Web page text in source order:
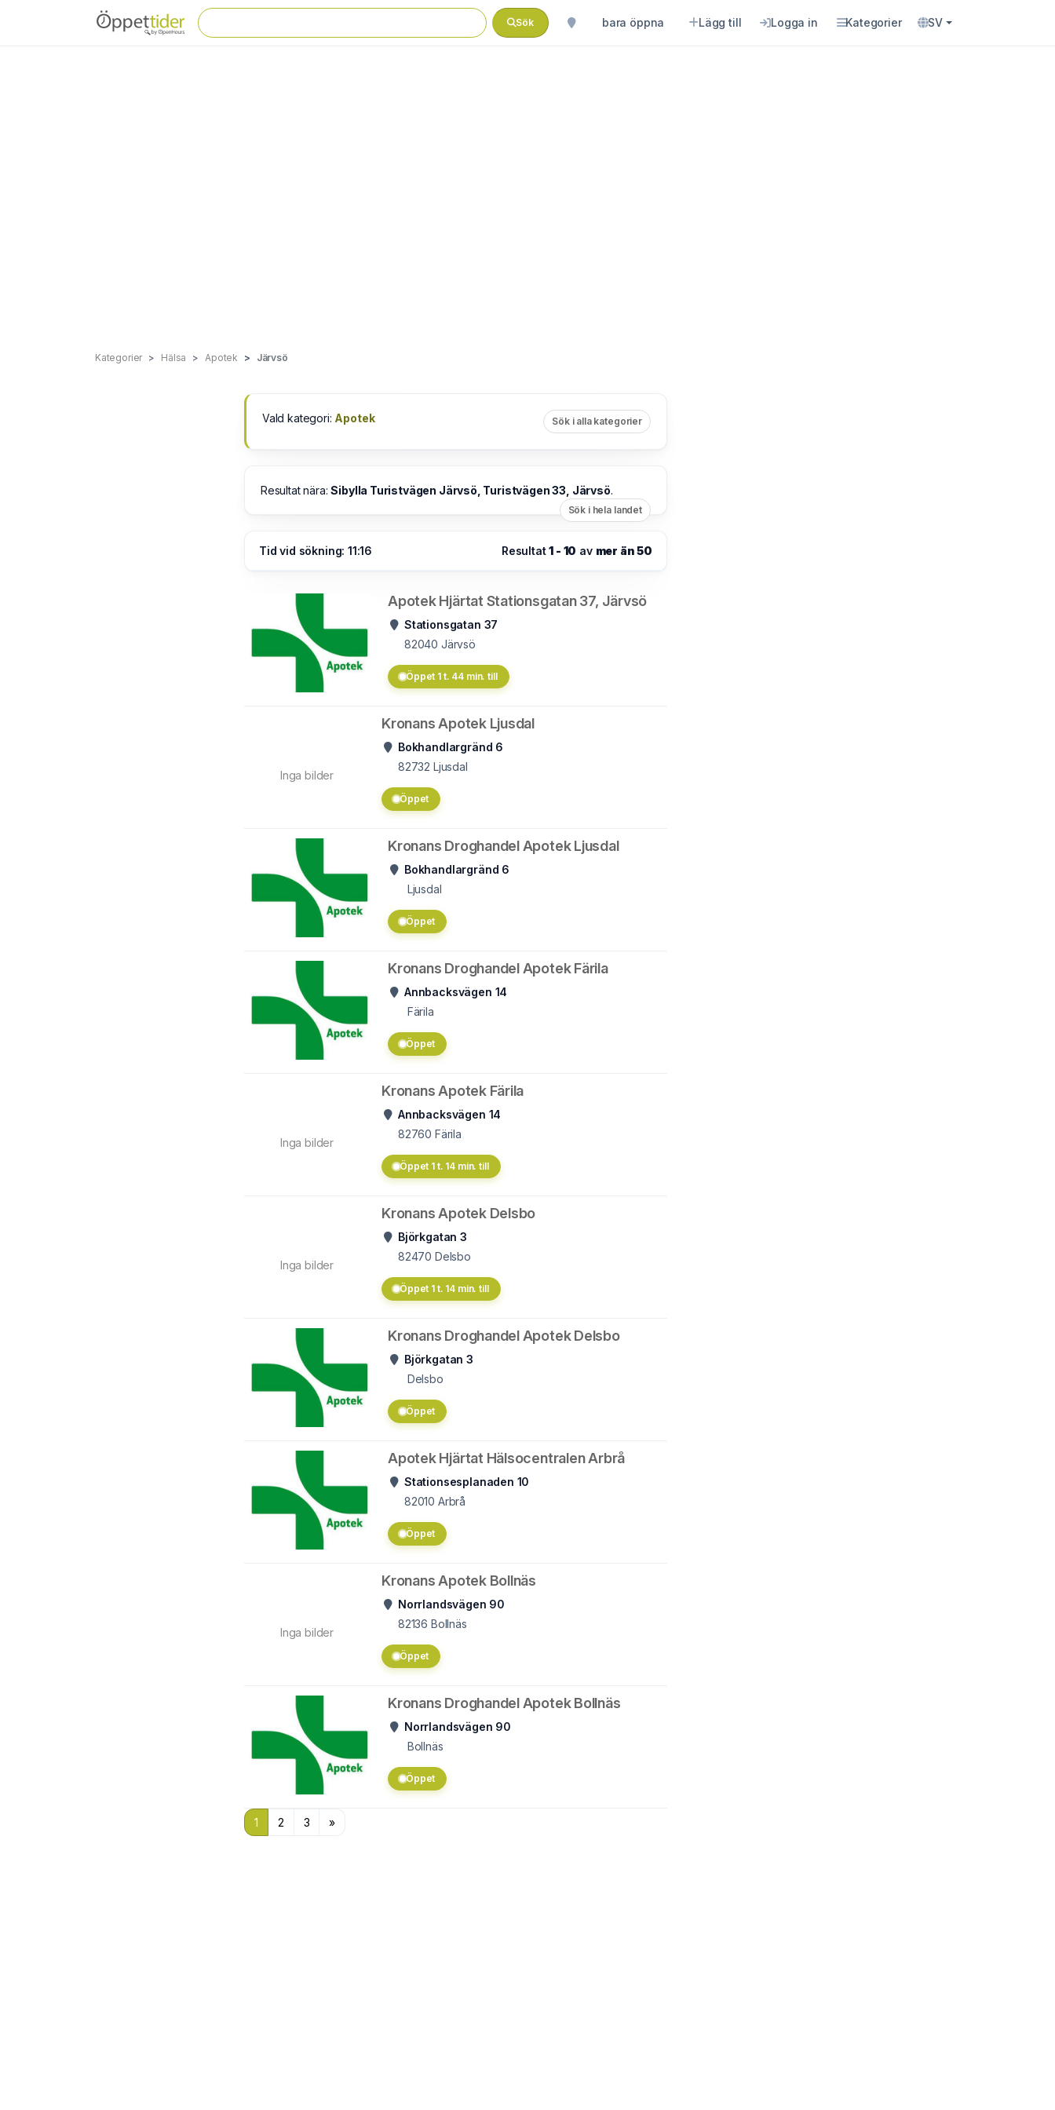
Sök bara öppna Lägg till Logga in Kategorier SV
Kategorier Hälsa Apotek Järvsö
Vald kategori: Apotek Sök i alla kategorier
Resultat nära:Sibylla Turistvägen Järvsö, Turistvägen 33, Järvsö.
Sök i hela landet
Tid vid sökning: 11:16 Resultat1 - 10 av mer än 50
Apotek Hjärtat Stationsgatan 37, Järvsö
Stationsgatan 37
82040 Järvsö
Öppet 1 t. 44 min. till
Inga bilder
Kronans Apotek Ljusdal
Bokhandlargränd 6
82732 Ljusdal
Öppet
Kronans Droghandel Apotek Ljusdal
Bokhandlargränd 6
Ljusdal
Öppet
Kronans Droghandel Apotek Färila
Annbacksvägen 14
Färila
Öppet
Inga bilder
Kronans Apotek Färila
Annbacksvägen 14
82760 Färila
Öppet 1 t. 14 min. till
Inga bilder
Kronans Apotek Delsbo
Björkgatan 3
82470 Delsbo
Öppet 1 t. 14 min. till
Kronans Droghandel Apotek Delsbo
Björkgatan 3
Delsbo
Öppet
Apotek Hjärtat Hälsocentralen Arbrå
Stationsesplanaden 10
82010 Arbrå
Öppet
Inga bilder
Kronans Apotek Bollnäs
Norrlandsvägen 90
82136 Bollnäs
Öppet
Kronans Droghandel Apotek Bollnäs
Norrlandsvägen 90
Bollnäs
Öppet
1 2 3 »